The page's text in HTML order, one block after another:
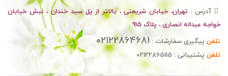
آدرس : تهران، خیابان شریعتی ، بالاتر از پل سید خندان ، نبش خیابان
خواجه عبداله انصاری ، پلاک 915
تلفن پیگیری سفارشات : 02122864681
تلفن پشتیبانی : 02122865115